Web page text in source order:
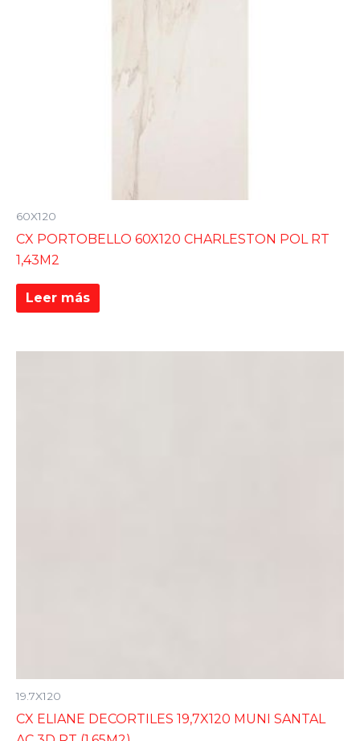
60X120
CX PORTOBELLO 60X120 CHARLESTON POL RT
1,43M2
Leer más
19.7X120
CX ELIANE DECORTILES 19,7X120 MUNI SANTAL